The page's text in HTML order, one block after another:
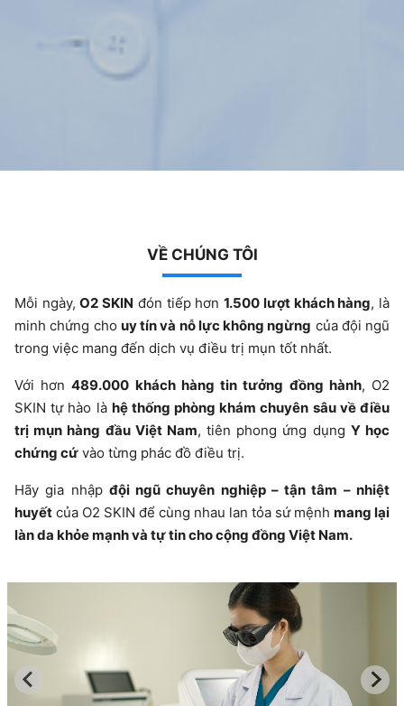
VỀ CHÚNG TÔI
Mỗi ngày,O2 SKIN đón tiếp hơn1.500 lượt khách hàng, là
minh chứng cho uy tín và nỗ lực không ngừng của đội ngũ
trong việc mang đến dịch vụ điều trị mụn tốt nhất.
Với hơn489.000 khách hàng tin tưởng đồng hành, O2
SKIN tự hào là hệ thống phòng khám chuyên sâu về điều
trị mụn hàng đầu Việt Nam, tiên phong ứng dụng Y học
chứng cứ vào từng phác đồ điều trị.
Hãy gia nhập đội ngũ chuyên nghiệp – tận tâm – nhiệt
huyết của O2 SKIN để cùng nhau lan tỏa sứ mệnh mang lại
làn da khỏe mạnh và tự tin cho cộng đồng Việt Nam.